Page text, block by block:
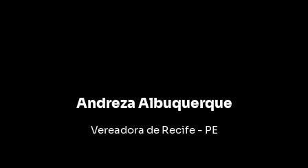
Andreza Albuquerque
Vereadora de Recife - PE